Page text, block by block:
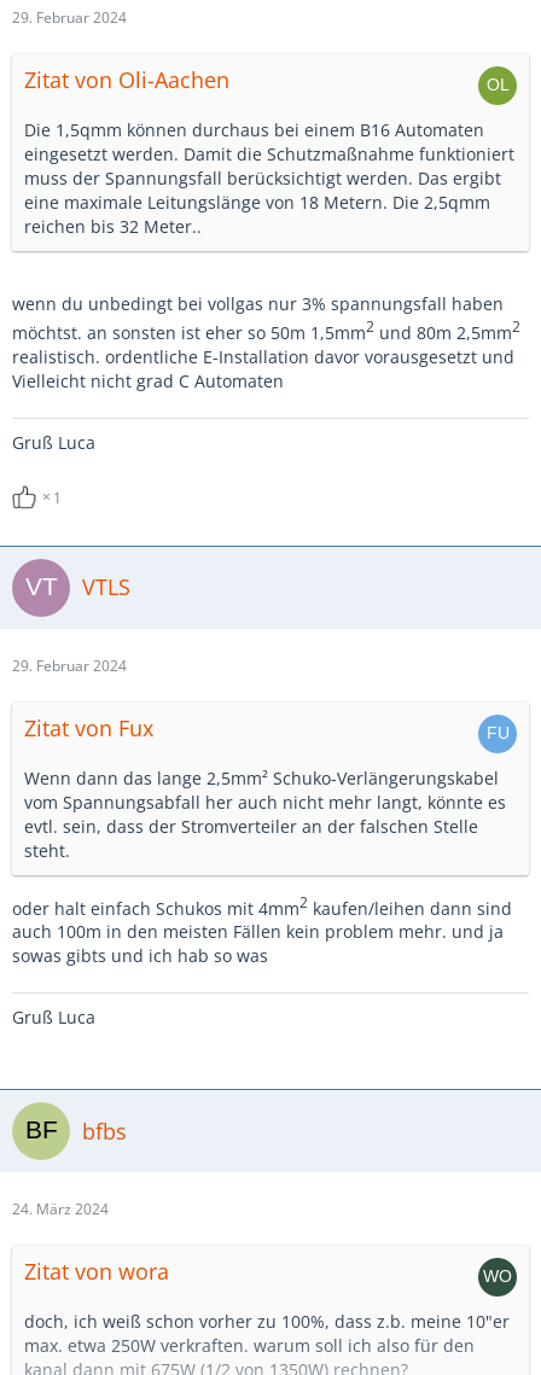
29. Februar 2024
Zitat von Oli-Aachen
Die 1,5qmm können durchaus bei einem B16 Automaten
eingesetzt werden. Damit die Schutzmaßnahme funktioniert
muss der Spannungsfall berücksichtigt werden. Das ergibt
eine maximale Leitungslänge von 18 Metern. Die 2,5qmm
reichen bis 32 Meter..
wenn du unbedingt bei vollgas nur 3% spannungsfall haben
möchtst. an sonsten ist eher so 50m 1,5mm2 und 80m 2,5mm2
realistisch. ordentliche E-Installation davor vorausgesetzt und
Vielleicht nicht grad C Automaten
Gruß Luca
1
VTLS
29. Februar 2024
Zitat von Fux
Wenn dann das lange 2,5mm² Schuko-Verlängerungskabel
vom Spannungsabfall her auch nicht mehr langt, könnte es
evtl. sein, dass der Stromverteiler an der falschen Stelle
steht.
oder halt einfach Schukos mit 4mm2 kaufen/leihen dann sind
auch 100m in den meisten Fällen kein problem mehr. und ja
sowas gibts und ich hab so was
Gruß Luca
bfbs
24. März 2024
Zitat von wora
doch, ich weiß schon vorher zu 100%, dass z.b. meine 10"er
max. etwa 250W verkraften. warum soll ich also für den
kanal dann mit 675W (1/2 von 1350W) rechnen?